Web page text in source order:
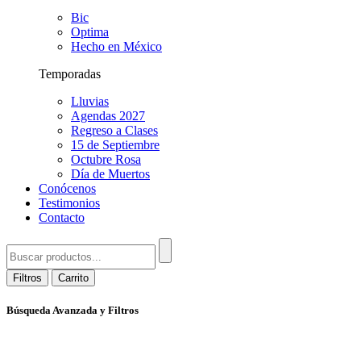
Bic
Optima
Hecho en México
Temporadas
Lluvias
Agendas 2027
Regreso a Clases
15 de Septiembre
Octubre Rosa
Día de Muertos
Conócenos
Testimonios
Contacto
Filtros Carrito
Búsqueda Avanzada y Filtros